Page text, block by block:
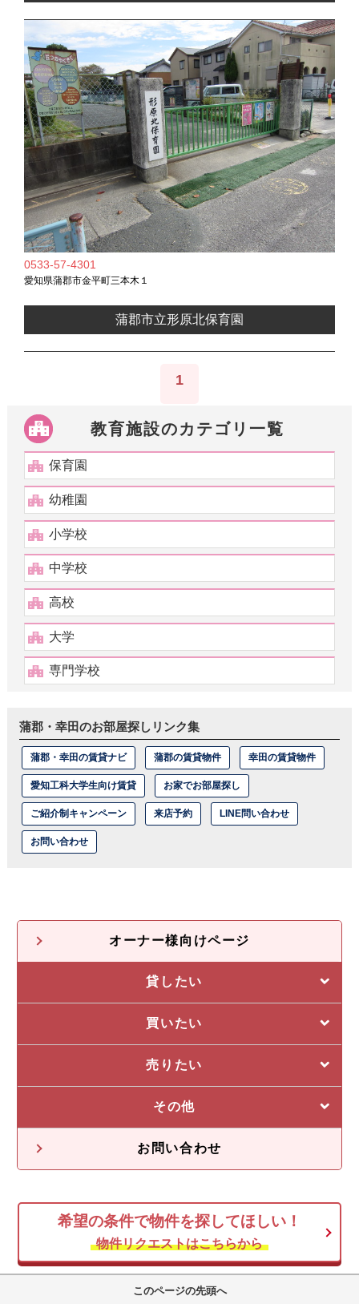
0533-57-4301
愛知県蒲郡市金平町三本木１
蒲郡市立形原北保育園
1
教育施設のカテゴリ一覧
保育園
幼稚園
小学校
中学校
高校
大学
専門学校
蒲郡・幸田のお部屋探しリンク集
蒲郡・幸田の賃貸ナビ 蒲郡の賃貸物件 幸田の賃貸物件
愛知工科大学生向け賃貸 お家でお部屋探し
ご紹介制キャンペーン 来店予約 LINE問い合わせ
お問い合わせ
オーナー様向けページ
貸したい
選ばれる5つの理由
管理システム
買いたい
私たちの5つの強み
収益物件一覧
不動産投資の流れ
売りたい
売却に強い5つの理由
不動産無料査定
その他
オーナー様の声
空き家
お問い合わせ
希望の条件で物件を探してほしい！
物件リクエストはこちらから
このページの先頭へ